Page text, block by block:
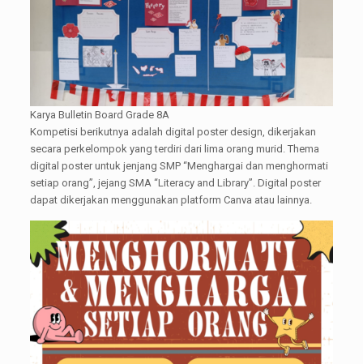
Karya Bulletin Board Grade 8A
Kompetisi berikutnya adalah digital poster design, dikerjakan
secara perkelompok yang terdiri dari lima orang murid. Thema
digital poster untuk jenjang SMP “Menghargai dan menghormati
setiap orang”, jejang SMA “Literacy and Library”. Digital poster
dapat dikerjakan menggunakan platform Canva atau lainnya.